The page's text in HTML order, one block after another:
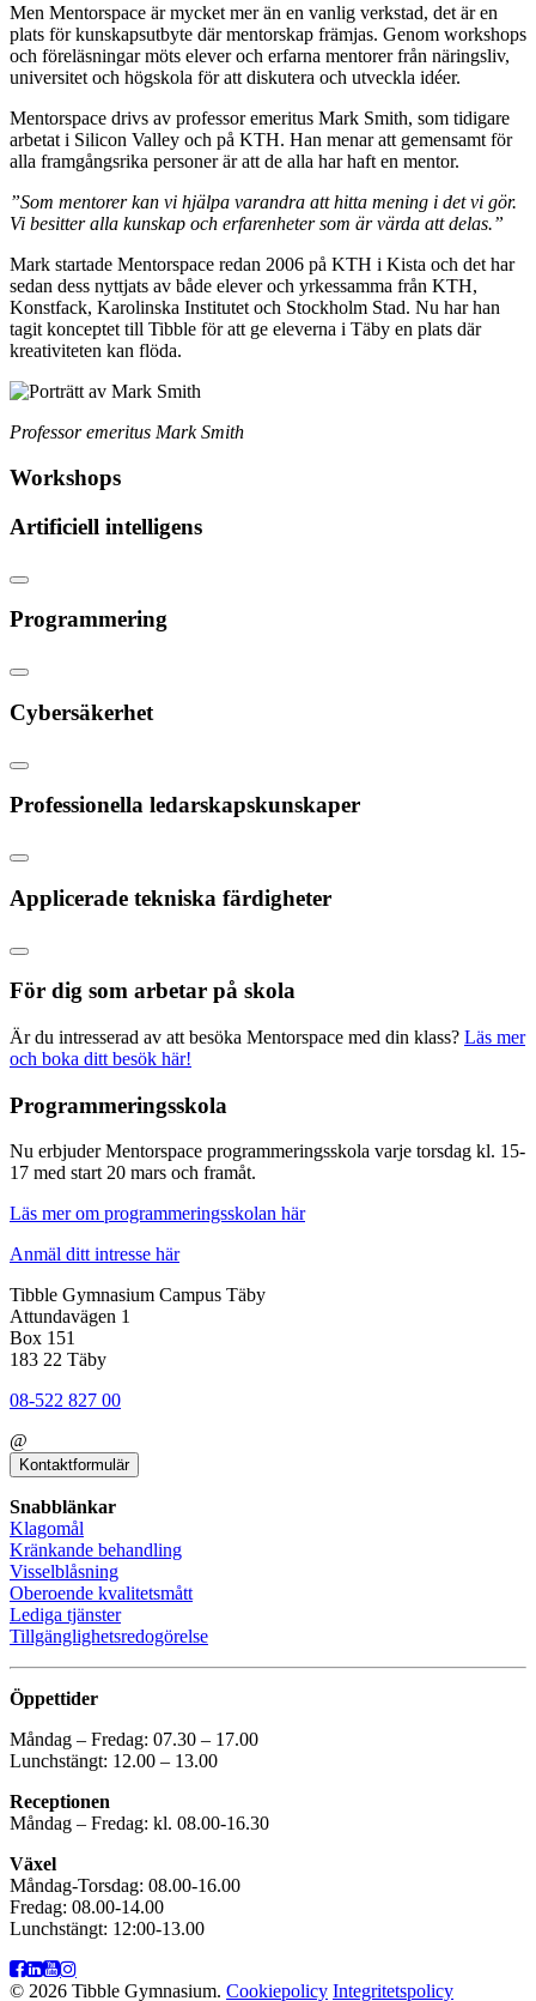
Men Mentorspace är mycket mer än en vanlig verkstad, det är en
plats för kunskapsutbyte där mentorskap främjas. Genom workshops
och föreläsningar möts elever och erfarna mentorer från näringsliv,
universitet och högskola för att diskutera och utveckla idéer.
Mentorspace drivs av professor emeritus Mark Smith, som tidigare
arbetat i Silicon Valley och på KTH. Han menar att gemensamt för
alla framgångsrika personer är att de alla har haft en mentor.
”Som mentorer kan vi hjälpa varandra att hitta mening i det vi gör.
Vi besitter alla kunskap och erfarenheter som är värda att delas.”
Mark startade Mentorspace redan 2006 på KTH i Kista och det har
sedan dess nyttjats av både elever och yrkessamma från KTH,
Konstfack, Karolinska Institutet och Stockholm Stad. Nu har han
tagit konceptet till Tibble för att ge eleverna i Täby en plats där
kreativiteten kan flöda.
Professor emeritus Mark Smith
Workshops
Artificiell intelligens
Programmering
Cybersäkerhet
Professionella ledarskapskunskaper
Applicerade tekniska färdigheter
För dig som arbetar på skola
Är du intresserad av att besöka Mentorspace med din klass? Läs mer
och boka ditt besök här!
Programmeringsskola
Nu erbjuder Mentorspace programmeringsskola varje torsdag kl. 15-
17 med start 20 mars och framåt.
Läs mer om programmeringsskolan här
Anmäl ditt intresse här
Tibble Gymnasium Campus Täby
Attundavägen 1
Box 151
183 22 Täby
08-522 827 00
@
Kontaktformulär
Snabblänkar
Klagomål
Kränkande behandling
Visselblåsning
Oberoende kvalitetsmått
Lediga tjänster
Tillgänglighetsredogörelse
Öppettider
Måndag – Fredag: 07.30 – 17.00
Lunchstängt: 12.00 – 13.00
Receptionen
Måndag – Fredag: kl. 08.00-16.30
Växel
Måndag-Torsdag: 08.00-16.00
Fredag: 08.00-14.00
Lunchstängt: 12:00-13.00
© 2026 Tibble Gymnasium. Cookiepolicy Integritetspolicy